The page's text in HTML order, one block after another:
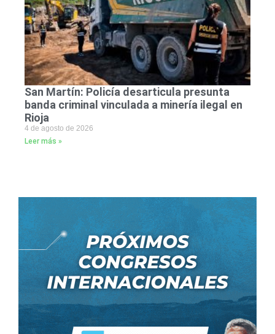
San Martín: Policía desarticula presunta
banda criminal vinculada a minería ilegal en
Rioja
4 de agosto de 2026
Leer más »